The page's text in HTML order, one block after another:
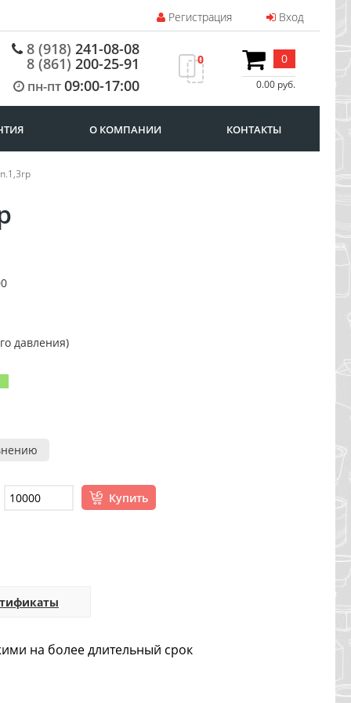
Регистрация Вход
8 (918) 241-08-08
8 (861) 200-25-91
пн-пт09:00-17:00
0 0
0.00 руб.
О КОМПАНИИ КОНТАКТЫ
давления)
Купить
на более длительный срок